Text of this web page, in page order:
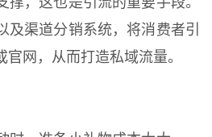
及渠道分销系统，将消费者引
网，从而打造私域流量。